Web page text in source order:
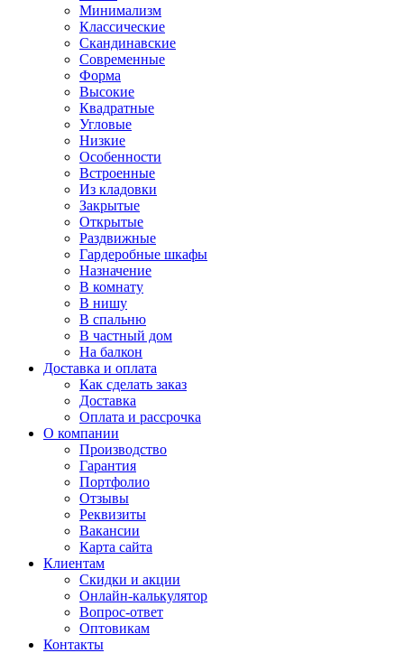
Минимализм
Классические
Скандинавские
Современные
Форма
Высокие
Квадратные
Угловые
Низкие
Особенности
Встроенные
Из кладовки
Закрытые
Открытые
Раздвижные
Гардеробные шкафы
Назначение
В комнату
В нишу
В спальню
В частный дом
На балкон
Доставка и оплата
Как сделать заказ
Доставка
Оплата и рассрочка
О компании
Производство
Гарантия
Портфолио
Отзывы
Реквизиты
Вакансии
Карта сайта
Клиентам
Скидки и акции
Онлайн-калькулятор
Вопрос-ответ
Оптовикам
Контакты